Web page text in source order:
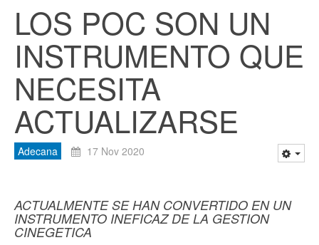
LOS POC SON UN
INSTRUMENTO QUE
NECESITA
ACTUALIZARSE
Adecana 17 Nov 2020
ACTUALMENTE SE HAN CONVERTIDO EN UN
INSTRUMENTO INEFICAZ DE LA GESTION
CINEGETICA